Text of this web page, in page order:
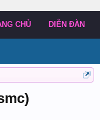
CHỦ DIỄN ĐÀN